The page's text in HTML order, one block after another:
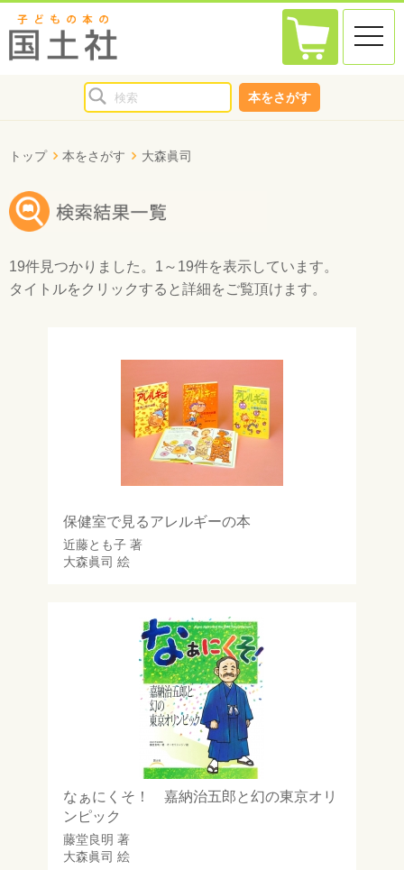
toggle
本をさがす
トップ 本をさがす 大森眞司
19件見つかりました。 1～19件を表示しています。
タイトルをクリックすると詳細をご覧頂けます。
保健室で見るアレルギーの本
近藤とも子著
大森眞司 絵
なぁにくそ！ 嘉納治五郎と幻の東京オリ
ンピック
藤堂良明 著
大森眞司 絵